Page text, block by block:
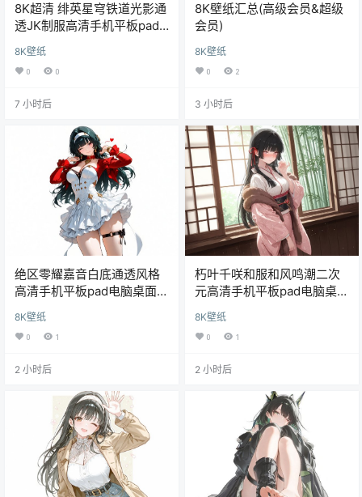
8K超清 绯英星穹铁道光影通
透JK制服高清手机平板pad
电脑桌面壁纸
8K壁纸
0 0
7 小时后
8K壁纸汇总(高级会员&超级
会员)
8K壁纸
0 2
3 小时后
绝区零耀嘉音白底通透风格
高清手机平板pad电脑桌面
8K超清壁纸
8K壁纸
0 1
2 小时后
朽叶千咲和服和风鸣潮二次
元高清手机平板pad电脑桌面
8K超清壁纸
8K壁纸
0 1
2 小时后